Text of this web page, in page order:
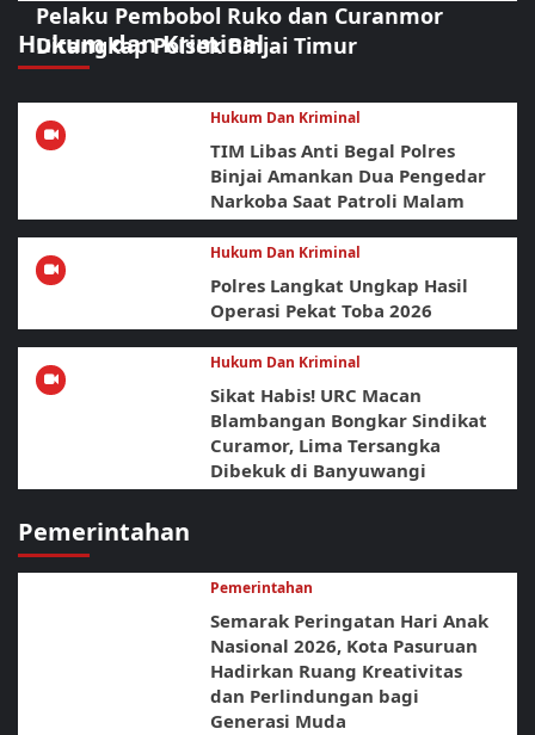
Hukum dan Kriminal
Pelaku Pembobol Ruko dan Curanmor
Ditangkap Polsek Binjai Timur
Hukum Dan Kriminal
TIM Libas Anti Begal Polres
Binjai Amankan Dua Pengedar
Narkoba Saat Patroli Malam
Hukum Dan Kriminal
Polres Langkat Ungkap Hasil
Operasi Pekat Toba 2026
Hukum Dan Kriminal
Sikat Habis! URC Macan
Blambangan Bongkar Sindikat
Curamor, Lima Tersangka
Dibekuk di Banyuwangi
Pemerintahan
Pemerintahan
Semarak Peringatan Hari Anak
Nasional 2026, Kota Pasuruan
Hadirkan Ruang Kreativitas
dan Perlindungan bagi
Generasi Muda